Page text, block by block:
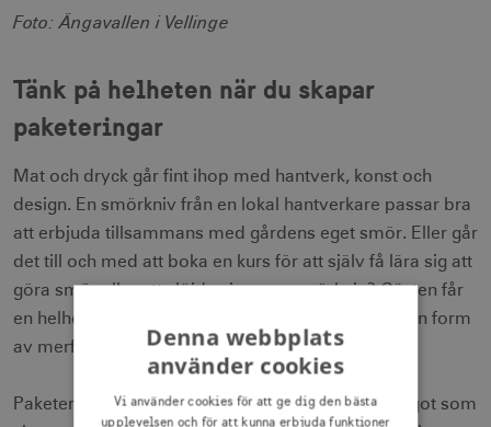
Foto: Ängavallen i Vellinge
Tänk på helheten när du skapar
paketeringar
Mat och dryck går fint ihop med hantverk, konst och
design. En smörkniv från en lokal hantverkare passar bra
att erbjuda tillsammans med gårdens eget smör. Eller går
det till och med att boka en kurs för att själv få lära sig att
göra smör eller att slöjda sin egen smörkniv? Gästen får
en helhetsupplevelse och du som företag utövar en form
av merförsäljning.
Paketering av boende, mat och dryck är också något som
Denna webbplats
använder cookies
Vi använder cookies för att ge dig den bästa
upplevelsen och för att kunna erbjuda funktioner